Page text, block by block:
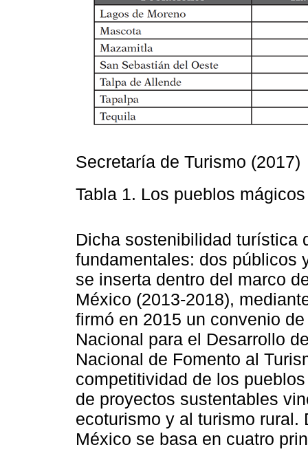
Secretaría de Turismo (2017)
Tabla 1. Los pueblos
Dicha sostenibilidad turística
fundamentales: dos públicos
se inserta dentro del marco
México (2013-2018),
firmó en 2015 un convenio
Nacional para el Desarrollo
Nacional de Fomento al
competitividad de los
de proyectos sustentables
ecoturismo y al turismo
México se basa en cuatro